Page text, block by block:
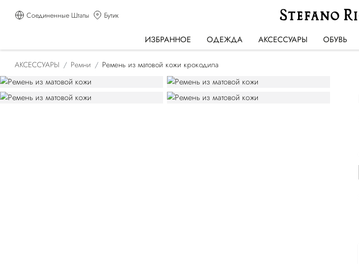
Соединенные Штаты Бутик
ИЗБРАННОЕ ОДЕЖДА АКСЕССУАРЫ ОБУВЬ
АКСЕССУАРЫ Ремни Ремень из матовой кожи крокодила